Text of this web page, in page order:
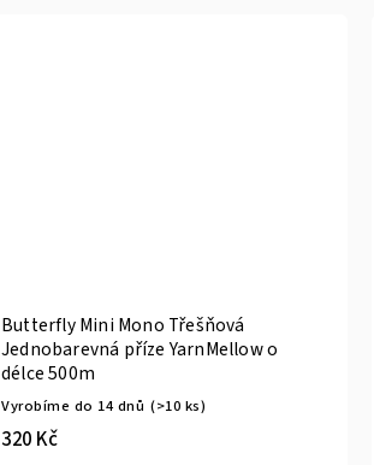
Butterfly Mini Mono Třešňová
Jednobarevná příze YarnMellow o
délce 500m
Vyrobíme do 14 dnů (>10 ks)
320 Kč